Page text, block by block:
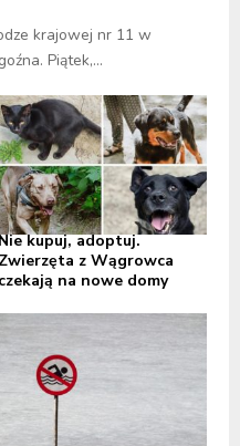
krajowej nr 11 w
Piątek,...
kupuj, adoptuj.
Zwierzęta z Wągrowca
czekają na nowe domy